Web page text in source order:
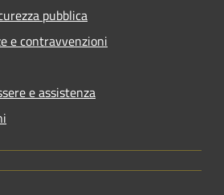
pubblica
e contravvenzioni
e assistenza